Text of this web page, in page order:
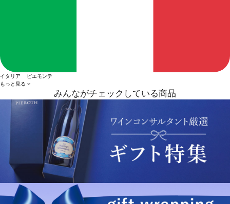
イタリア ピエモンテ
もっと見る
みんながチェックしている商品